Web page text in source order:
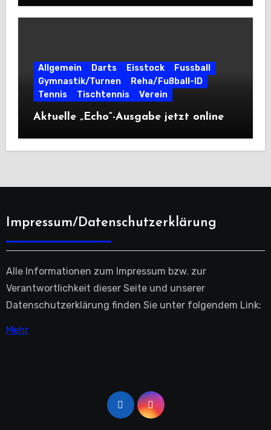
Allgemein Darts Eisstock
Fussball
Gymnastik/Turnen
Reha/Fußball-ID
Tennis
Tischtennis Verein
Aktuelle „Echo“-Ausgabe jetzt online
Impressum/Datenschutzerklärung
Alle Informationen zum Impressum bzw. zur
Verantwortlichkeit dieser Seite und unserer
Datenschutzerklärung finden Sie unter folgendem Link:
Mehr